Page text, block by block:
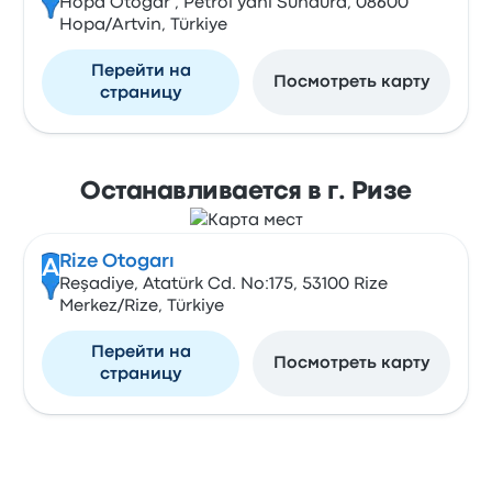
Hopa Otogar , Petrol yanı Sundura, 08600
Hopa/Artvin, Türkiye
Перейти на
страницу
Посмотреть карту
Останавливается в г. Ризе
A Rize Otogarı
Reşadiye, Atatürk Cd. No:175, 53100 Rize
Merkez/Rize, Türkiye
Перейти на
страницу
Посмотреть карту